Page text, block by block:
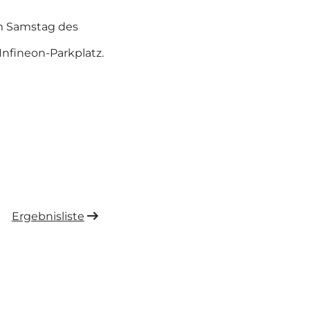
Samstag des
Parkplatz.
Ergebnisliste